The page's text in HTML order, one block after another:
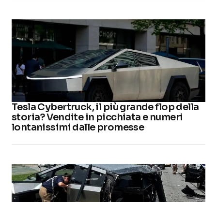
Tesla Cybertruck, il più grande flop della
storia? Vendite in picchiata e numeri
lontanissimi dalle promesse